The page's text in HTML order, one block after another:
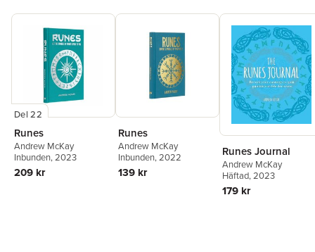
Del 22
Runes
Andrew McKay
Inbunden, 2023
209 kr
Runes
Andrew McKay
Inbunden, 2022
139 kr
Runes Journal
Andrew McKay
Häftad, 2023
179 kr